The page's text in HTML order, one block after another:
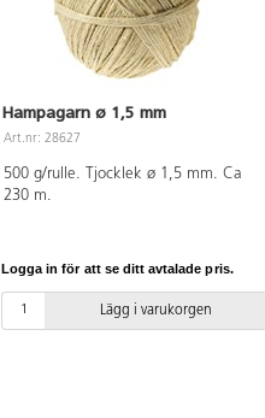
Hampagarn ø 1,5 mm
Art.nr: 28627
500 g/rulle. Tjocklek ø 1,5 mm. Ca
230 m.
Logga in för att se ditt avtalade pris.
Lägg i varukorgen